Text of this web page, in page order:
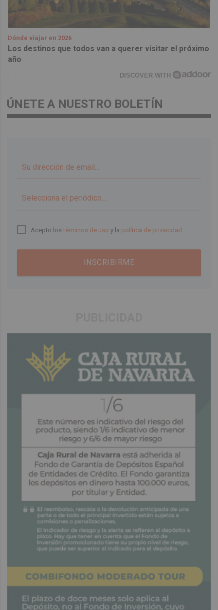
Dónde viajar en 2026
Los destinos que todos van a querer visitar el próximo
año
DISCOVER WITH
ÚNETE A NUESTRO BOLETÍN
Acepto lostérminos de uso y la política de privacidad
INSCRIBIRME